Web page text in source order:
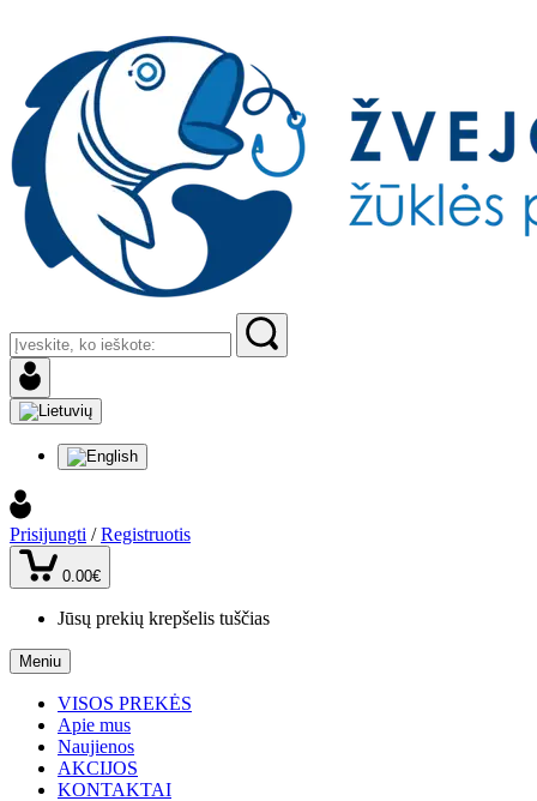
Prisijungti / Registruotis
0.00€
Jūsų prekių krepšelis tuščias
Meniu
VISOS PREKĖS
Apie mus
Naujienos
AKCIJOS
KONTAKTAI